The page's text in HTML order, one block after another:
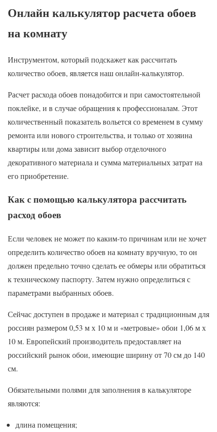
Онлайн калькулятор расчета обоев
на комнату
Инструментом, который подскажет как рассчитать
количество обоев, является наш онлайн-калькулятор.
Расчет расхода обоев понадобится и при самостоятельной
поклейке, и в случае обращения к профессионалам. Этот
количественный показатель вольется со временем в сумму
ремонта или нового строительства, и только от хозяина
квартиры или дома зависит выбор отделочного
декоративного материала и сумма материальных затрат на
его приобретение.
Как с помощью калькулятора рассчитать
расход обоев
Если человек не может по каким-то причинам или не хочет
определить количество обоев на комнату вручную, то он
должен предельно точно сделать ее обмеры или обратиться
к техническому паспорту. Затем нужно определиться с
параметрами выбранных обоев.
Сейчас доступен в продаже и материал с традиционным для
россиян размером 0,53 м х 10 м и «метровые» обои 1,06 м х
10 м. Европейский производитель предоставляет на
российский рынок обои, имеющие ширину от 70 см до 140
см.
Обязательными полями для заполнения в калькуляторе
являются:
длина помещения;